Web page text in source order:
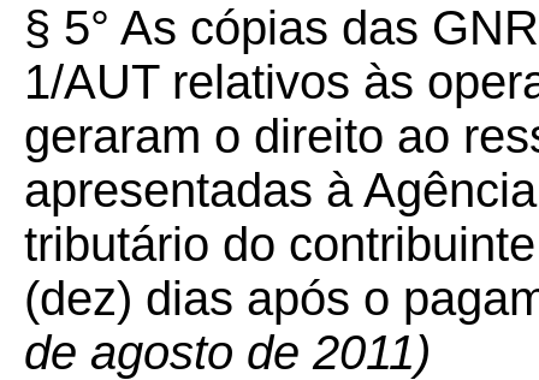
§ 5° As cópias das
1/AUT relativos às
geraram o direito ao
apresentadas à
tributário do
(dez) dias após o
de agosto de 2011)